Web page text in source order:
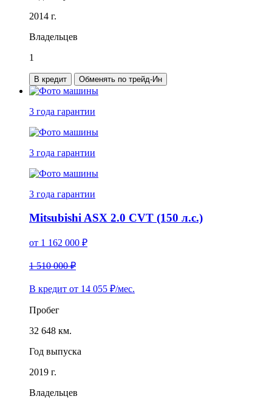
2014 г.
Владельцев
1
В кредит Обменять по трейд-Ин
3 года гарантии
3 года гарантии
3 года гарантии
Mitsubishi ASX 2.0 CVT (150 л.с.)
от 1 162 000 ₽
1 510 000 ₽
В кредит от 14 055 ₽/мес.
Пробег
32 648 км.
Год выпуска
2019 г.
Владельцев